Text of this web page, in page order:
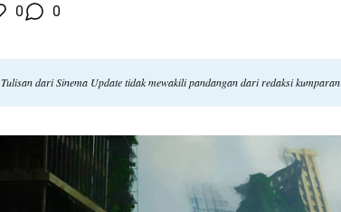
0 0
Tulisan dari Sinema Update tidak mewakili pandangan dari redaksi kumparan